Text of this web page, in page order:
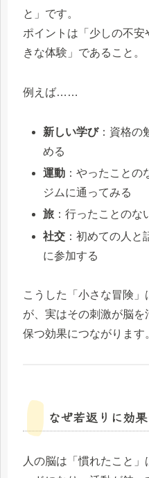
と」です。
ポイントは「少しの不安
きな体験」であること。
例えば……
新しい学び：資格の
める
運動 ：やったことの
ジムに通ってみる
旅 ：行ったことのな
社交 ：初めての人と
に参加する
こうした「小さな冒険
が、実はその刺激が脳を
保つ効果につながります
なぜ若返りに効
人の脳は「慣れたこと